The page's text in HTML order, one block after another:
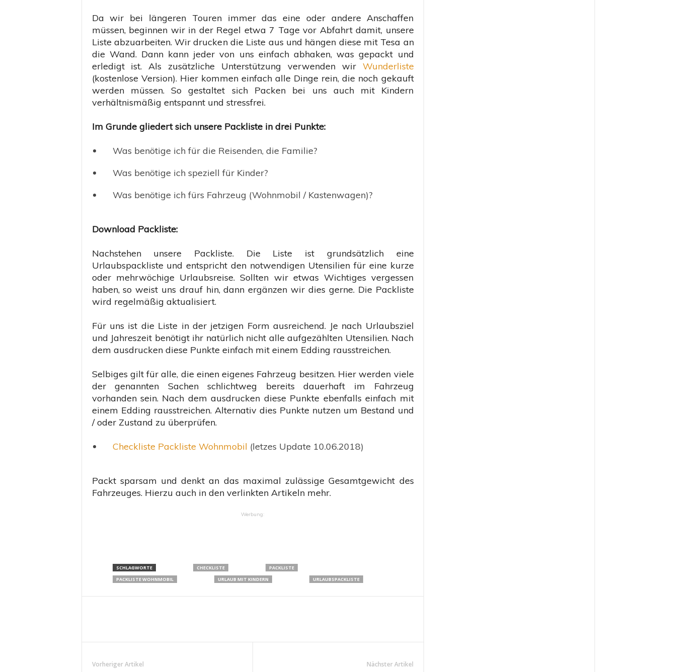
Da wir bei längeren Touren immer das eine oder andere Anschaffen
müssen, beginnen wir in der Regel etwa 7 Tage vor Abfahrt damit, unsere
Liste abzuarbeiten. Wir drucken die Liste aus und hängen diese mit Tesa an
die Wand. Dann kann jeder von uns einfach abhaken, was gepackt und
erledigt ist. Als zusätzliche Unterstützung verwenden wir Wunderliste
(kostenlose Version). Hier kommen einfach alle Dinge rein, die noch gekauft
werden müssen. So gestaltet sich Packen bei uns auch mit Kindern
verhältnismäßig entspannt und stressfrei.
Im Grunde gliedert sich unsere Packliste in drei Punkte:
Was benötige ich für die Reisenden, die Familie?
Was benötige ich speziell für Kinder?
Was benötige ich fürs Fahrzeug (Wohnmobil / Kastenwagen)?
Download Packliste:
Nachstehen unsere Packliste. Die Liste ist grundsätzlich eine
Urlaubspackliste und entspricht den notwendigen Utensilien für eine kurze
oder mehrwöchige Urlaubsreise. Sollten wir etwas Wichtiges vergessen
haben, so weist uns drauf hin, dann ergänzen wir dies gerne. Die Packliste
wird regelmäßig aktualisiert.
Für uns ist die Liste in der jetzigen Form ausreichend. Je nach Urlaubsziel
und Jahreszeit benötigt ihr natürlich nicht alle aufgezählten Utensilien. Nach
dem ausdrucken diese Punkte einfach mit einem Edding rausstreichen.
Selbiges gilt für alle, die einen eigenes Fahrzeug besitzen. Hier werden viele
der genannten Sachen schlichtweg bereits dauerhaft im Fahrzeug
vorhanden sein. Nach dem ausdrucken diese Punkte ebenfalls einfach mit
einem Edding rausstreichen. Alternativ dies Punkte nutzen um Bestand und
/ oder Zustand zu überprüfen.
Checkliste Packliste Wohnmobil (letzes Update 10.06.2018)
Packt sparsam und denkt an das maximal zulässige Gesamtgewicht des
Fahrzeuges. Hierzu auch in den verlinkten Artikeln mehr.
Werbung:
SCHLAGWORTE CHECKLISTE
PACKLISTE
PACKLISTE WOHNMOBIL
URLAUB MIT KINDERN URLAUBSPACKLISTE
Vorheriger Artikel Nächster Artikel